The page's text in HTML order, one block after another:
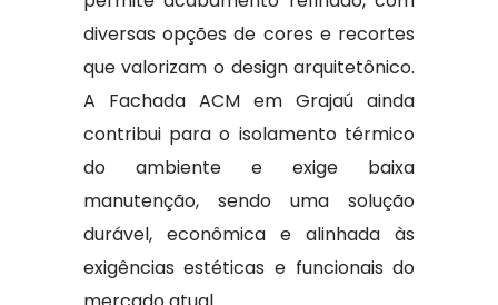
diversas opções de cores e recortes
que valorizam o design arquitetônico.
A Fachada ACM em Grajaú ainda
contribui para o isolamento térmico
do ambiente e exige baixa
manutenção, sendo uma solução
durável, econômica e alinhada às
exigências estéticas e funcionais do